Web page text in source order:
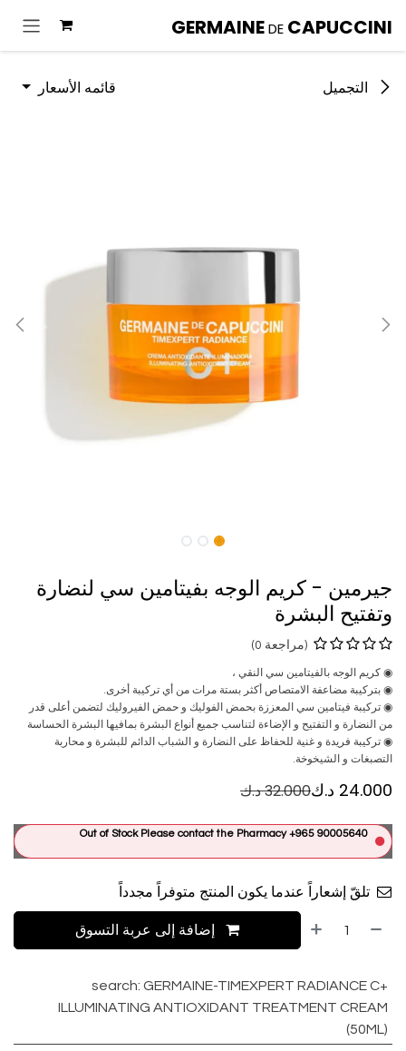
GERMAINEDE CAPUCCINI
التجميل قائمه الأسعار
جيرمين - كريم الوجه بفيتامين سي لنضارة
وتفتيح البشرة
(مراجعة 0)
◉ كريم الوجه بالفيتامين سي النقي ،
◉ بتركيبة مضاعفة الامتصاص أكثر بستة مرات من أي تركيبة أخرى.
◉ تركيبة فيتامين سي المعززة بحمض الفوليك و حمض الفيروليك لتضمن أعلى قدر
من النضارة و التفتيح و الإضاءة لتناسب جميع أنواع البشرة بمافيها البشرة الحساسة
◉ تركيبة فريدة و غنية للحفاظ على النضارة و الشباب الدائم للبشرة و محاربة
التصبغات و الشيخوخة.
24.000 د.ك32.000د.ك
Out of Stock Please contact the Pharmacy +965 90005640
تلقّ إشعاراً عندما يكون المنتج متوفراً مجدداً
إضافة إلى عربة التسوق
search:GERMAINE-TIMEXPERT RADIANCE C+
ILLUMINATING ANTIOXIDANT TREATMENT CREAM
(50ML)